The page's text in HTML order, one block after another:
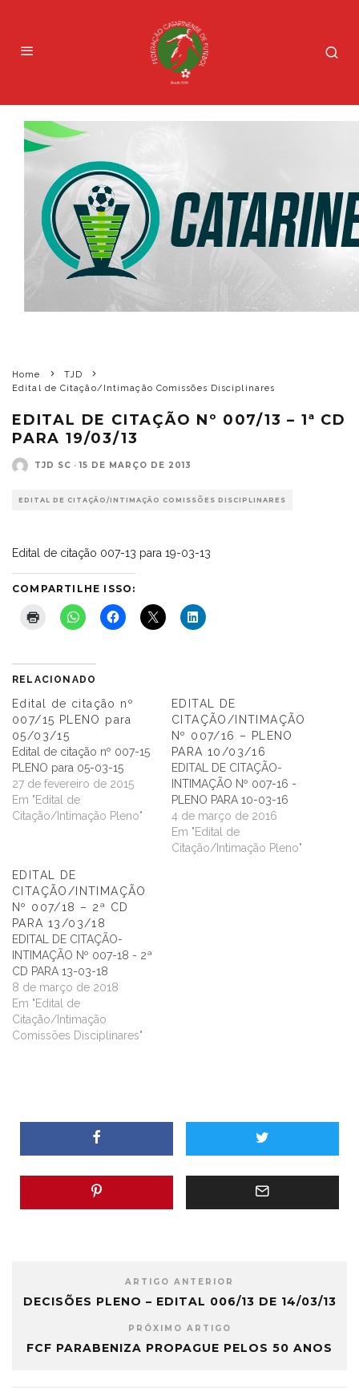
Home
TJD
Edital de Citação/Intimação Comissões Disciplinares
EDITAL DE CITAÇÃO Nº 007/13 – 1ª CD
PARA 19/03/13
TJD SC · 15 DE MARÇO DE 2013
EDITAL DE CITAÇÃO/INTIMAÇÃO COMISSÕES DISCIPLINARES
Edital de citação 007-13 para 19-03-13
COMPARTILHE ISSO:
RELACIONADO
Edital de citação nº
007/15 PLENO para
05/03/15
Edital de citação nº 007-15
PLENO para 05-03-15
27 de fevereiro de 2015
Em "Edital de
Citação/Intimação Pleno"
EDITAL DE
CITAÇÃO/INTIMAÇÃO
Nº 007/16 – PLENO
PARA 10/03/16
EDITAL DE CITAÇÃO-
INTIMAÇÃO Nº 007-16 -
PLENO PARA 10-03-16
4 de março de 2016
Em "Edital de
Citação/Intimação Pleno"
EDITAL DE
CITAÇÃO/INTIMAÇÃO
Nº 007/18 – 2ª CD
PARA 13/03/18
EDITAL DE CITAÇÃO-
INTIMAÇÃO Nº 007-18 - 2ª
CD PARA 13-03-18
8 de março de 2018
Em "Edital de
Citação/Intimação
Comissões Disciplinares"
ARTIGO ANTERIOR
DECISÕES PLENO – EDITAL 006/13 DE 14/03/13
PRÓXIMO ARTIGO
FCF PARABENIZA PROPAGUE PELOS 50 ANOS